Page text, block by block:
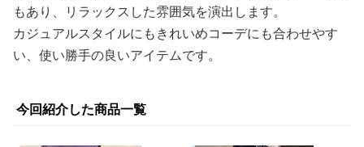
もあり、リラックスした雰囲気を演出します。
カジュアルスタイルにもきれいめコーデにも合わせやす
い、使い勝手の良いアイテムです。
今回紹介した商品一覧